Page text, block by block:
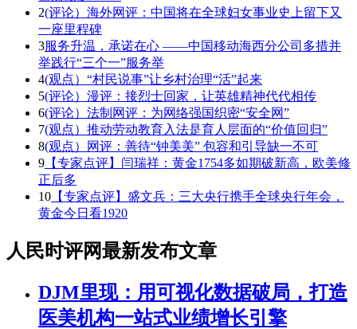
2(评论）海外网评：中国将在全球妇女事业史上留下又
一座里程碑
3服务升温，承诺在心 ——中国移动海西分公司多措并
举践行“三个一”服务举
4(观点）“村民说事”让乡村治理“活”起来
5(评论）漫评：接烈士回家，让英雄精神代代相传
6(评论）法制网评：为网络强国织密“安全网”
7(观点）推动劳动教育入法是育人层面的“价值回归”
8(观点）网评：善待“钟美美” 包容和引导缺一不可
9 【专家点评】闫瑞祥：黄金1754多如期破新高，欧美修
正后多
10 【专家点评】盛文兵：三大央行携手全球央行年会，
黄金今日看1920
人民时评网最新发布文章
DJM里现：用可视化数据破局，打造
医美机构一站式业绩增长引擎